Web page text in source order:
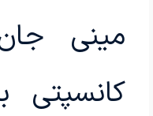
کانسپتی